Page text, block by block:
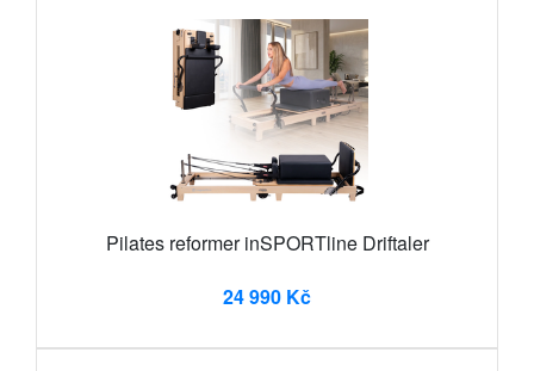
Pilates reformer inSPORTline Driftaler
24 990 Kč